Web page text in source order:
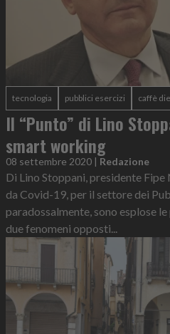
tecnologia pubblici esercizi caffè
Il “Punto” di Lino
smart working
08 settembre 2020 | Redazione
Di Lino Stoppani, presidente
da Covid-19, per il settore dei
paradossalmente, sono esplose
due fenomeni opposti...